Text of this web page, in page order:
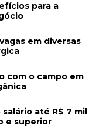
para a
em diversas
com o campo em
salário até R$ 7 mil
e superior